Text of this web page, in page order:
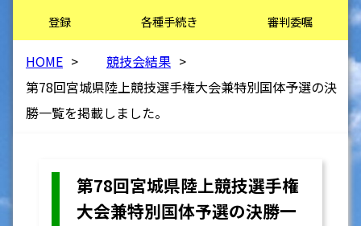
登録 各種手続き 審判委嘱
HOME > 競技会結果 >
第78回宮城県陸上競技選手権大会兼特別国体予選の決
勝一覧を掲載しました。
第78回宮城県陸上競技選手権
大会兼特別国体予選の決勝一